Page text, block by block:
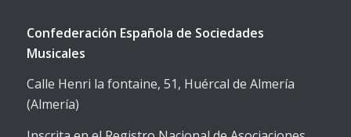
Confederación Española de Sociedades
Musicales
Calle Henri la fontaine, 51, Huércal de Almería
(Almería)